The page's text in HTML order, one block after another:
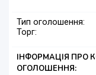
Тип оголошення:
Торг:
ІНФОРМАЦІЯ ПРО
ОГОЛОШЕННЯ: